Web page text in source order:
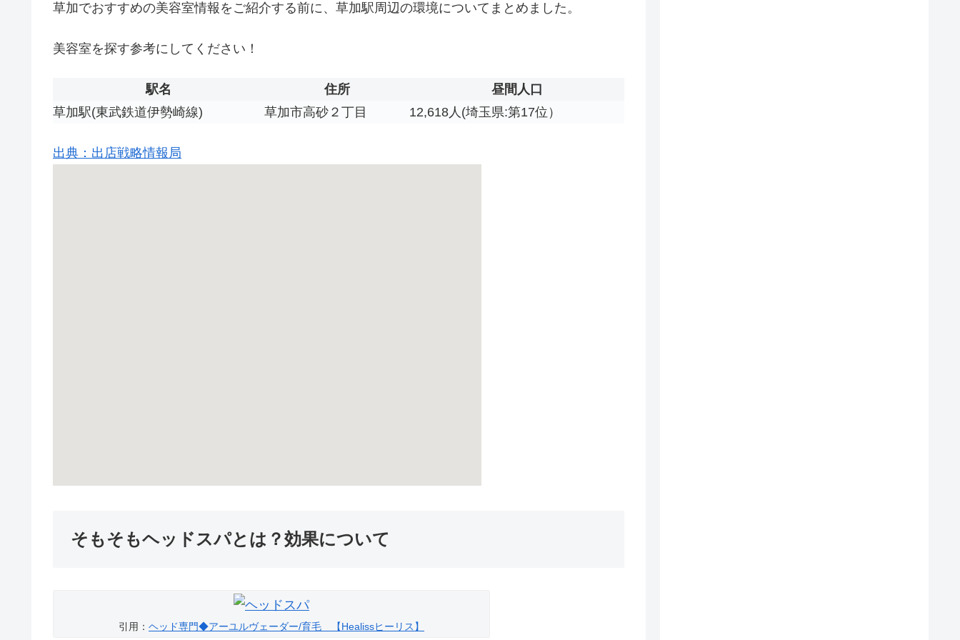
草加でおすすめの美容室情報をご紹介する前に、草加駅周辺の環境についてまとめました。
美容室を探す参考にしてください！
駅名 住所
昼間人口
草加駅(東武鉄道伊勢崎線)
草加市高砂２丁目 12,618人(埼玉県:第17位）
出典：出店戦略情報局
そもそもヘッドスパとは？効果について
引用： ヘッド専門◆アーユルヴェーダー/育毛 【Healissヒーリス】